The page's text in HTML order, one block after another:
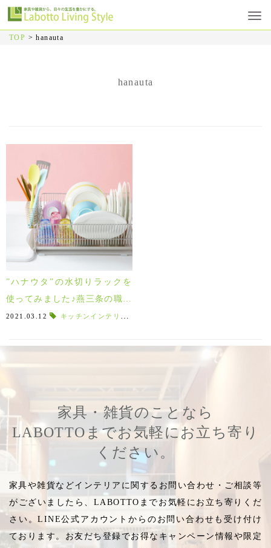
TOP >hanauta
hanauta
”ハナウタ”の水切りラックを
使ってみました♪燕三条の職人
が作るステンレス水切り！
2021.03.12 キッチンインテリア
家具・雑貨のことなら
LABOTTOまでお気軽にお立ち寄り
ください。
家具や雑貨などインテリアに関するお問い合わせ・ご相談等
がございましたら、LABOTTOまでお気軽にお立ち寄りくだ
さい。LINE公式アカウントからのお問い合わせも受け付け
ております。お友だち登録でお得なキャンペーン情報や限定